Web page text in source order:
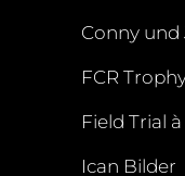
Conny und
FCR
Field Trial à
Ican Bilder